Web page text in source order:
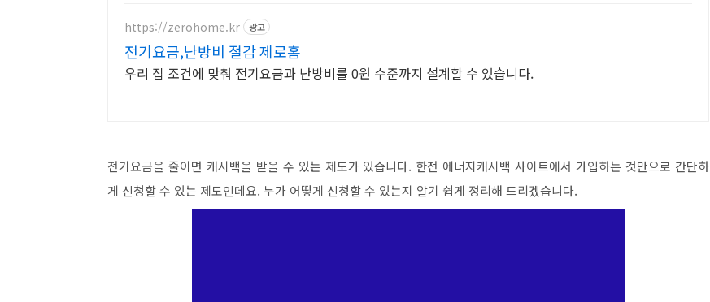
https://zerohome.kr 광고
전기요금,난방비 절감 제로홈
우리 집 조건에 맞춰 전기요금과 난방비를 0원 수준까지 설계할 수 있습니다.
전기요금을 줄이면 캐시백을 받을 수 있는 제도가 있습니다. 한전 에너지캐시백 사이트에서 가입하는 것만으로 간단하
게 신청할 수 있는 제도인데요. 누가 어떻게 신청할 수 있는지 알기 쉽게 정리해 드리겠습니다.